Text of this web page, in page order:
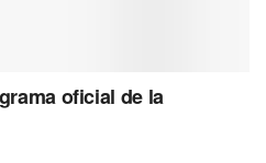
oficial de la